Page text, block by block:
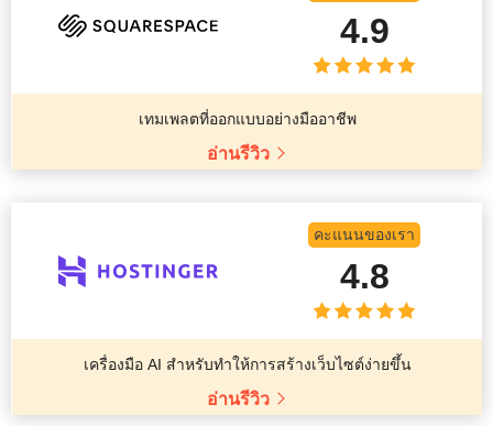
4.9
เทมเพลตที่ออกแบบอย่างมืออาชีพ
อ่านรีวิว
คะแนนของเรา
4.8
เครื่องมือ AI สำหรับทำให้การสร้างเว็บไซต์ง่ายขึ้น
อ่านรีวิว